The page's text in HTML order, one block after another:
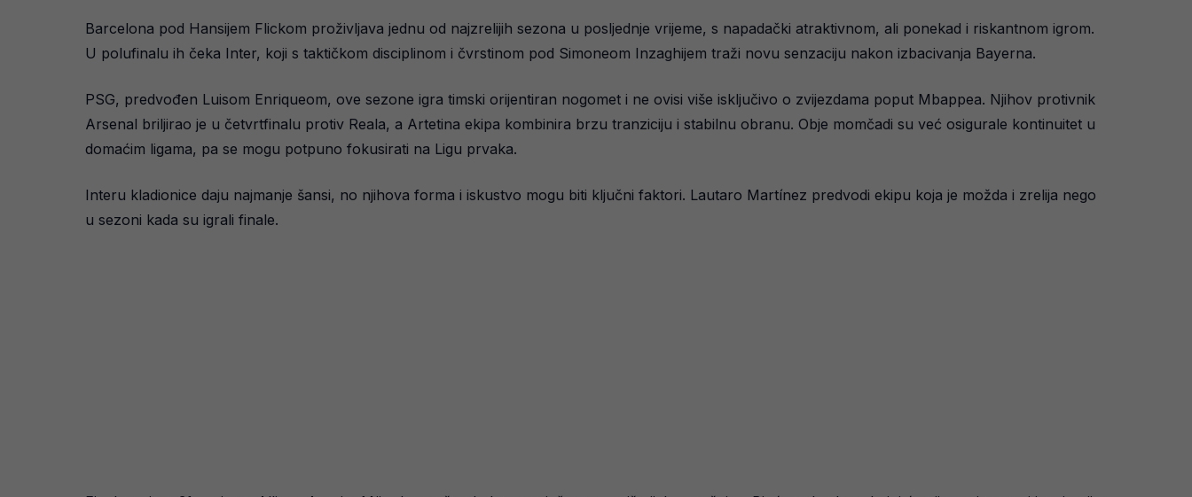
Barcelona pod Hansijem Flickom proživljava jednu od najzrelijih sezona u posljednje vrijeme, s napadački atraktivnom, ali ponekad i riskantnom igrom.
U polufinalu ih čeka Inter, koji s taktičkom disciplinom i čvrstinom pod Simoneom Inzaghijem traži novu senzaciju nakon izbacivanja Bayerna.
PSG, predvođen Luisom Enriqueom, ove sezone igra timski orijentiran nogomet i ne ovisi više isključivo o zvijezdama poput Mbappea. Njihov protivnik
Arsenal briljirao je u četvrtfinalu protiv Reala, a Artetina ekipa kombinira brzu tranziciju i stabilnu obranu. Obje momčadi su već osigurale kontinuitet u
domaćim ligama, pa se mogu potpuno fokusirati na Ligu prvaka.
Interu kladionice daju najmanje šansi, no njihova forma i iskustvo mogu biti ključni faktori. Lautaro Martínez predvodi ekipu koja je možda i zrelija nego
u sezoni kada su igrali finale.